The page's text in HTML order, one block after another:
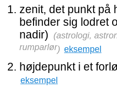
zenit, det punkt på
befinder sig lodret
nadir) (astrologi,
rumparlør) eksempel
højdepunkt i et
eksempel